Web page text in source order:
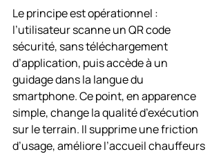
Le principe est opérationnel :
l’utilisateur scanne un QR code
sécurité, sans téléchargement
d’application, puis accède à un
guidage dans la langue du
smartphone. Ce point, en apparence
simple, change la qualité d’exécution
sur le terrain. Il supprime une friction
d’usage, améliore l’accueil chauffeurs